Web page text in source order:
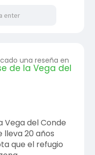
una reseña en
de la Vega del
Vega del Conde
lleva 20 años
que el refugio